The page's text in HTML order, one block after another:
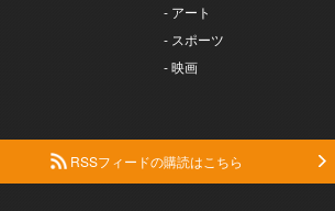
- アート
- スポーツ
- 映画
RSSフィードの購読はこちら